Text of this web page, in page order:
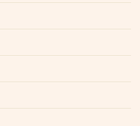
ませんか？
の参考として、実際にレ